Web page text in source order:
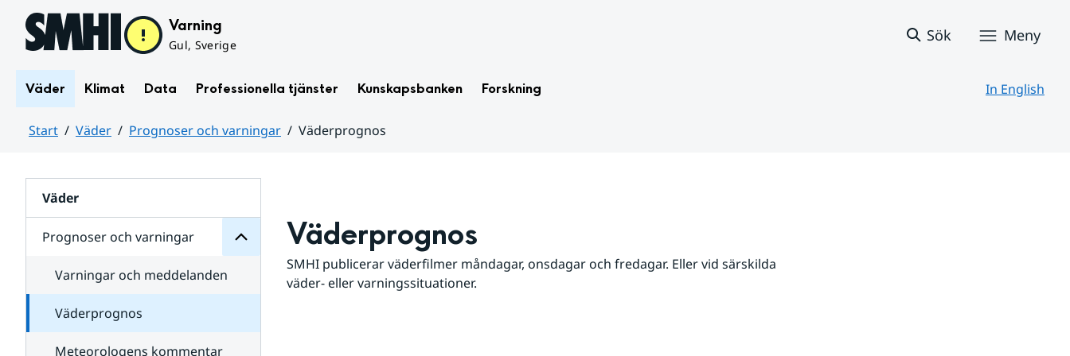
Hoppa till sidans innehåll Varning
Gul, Sverige
Sök Meny
Väder Klimat Data Professionella tjänster Kunskapsbanken Forskning In English
Start Väder Prognoser och varningar
Väderprognos
Väder
Prognoser och varningar
för
varningar
Varningar och meddelanden
Väderprognos
Meteorologens kommentar
Väderprognos
SMHI publicerar väderfilmer måndagar, onsdagar och fredagar. Eller vid särskilda
väder- eller varningssituationer.